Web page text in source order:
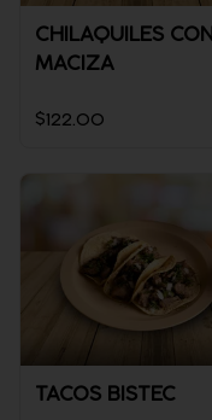
CHILAQUILES CON
MACIZA
$122.00
TACOS BISTEC